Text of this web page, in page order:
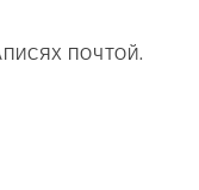
ПОЧТОЙ.